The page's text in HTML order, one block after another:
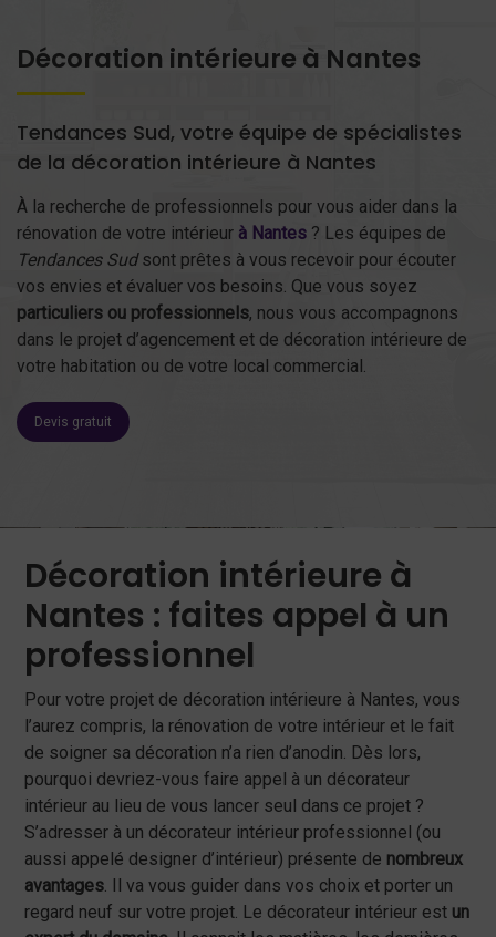
Décoration intérieure à Nantes
Tendances Sud, votre équipe de spécialistes
de la décoration intérieure à Nantes
À la recherche de professionnels pour vous aider dans la
rénovation de votre intérieur à Nantes ? Les équipes de
Tendances Sudsont prêtes à vous recevoir pour écouter
vos envies et évaluer vos besoins. Que vous soyez
particuliers ou professionnels, nous vous accompagnons
dans le projet d’agencement et de décoration intérieure de
votre habitation ou de votre local commercial.
Devis gratuit
Décoration intérieure à
Nantes : faites appel à un
professionnel
Pour votre projet de décoration intérieure à Nantes, vous
l’aurez compris, la rénovation de votre intérieur et le fait
de soigner sa décoration n’a rien d’anodin. Dès lors,
pourquoi devriez-vous faire appel à un décorateur
intérieur au lieu de vous lancer seul dans ce projet ?
S’adresser à un décorateur intérieur professionnel (ou
aussi appelé designer d’intérieur) présente de nombreux
avantages. Il va vous guider dans vos choix et porter un
regard neuf sur votre projet. Le décorateur intérieur est un